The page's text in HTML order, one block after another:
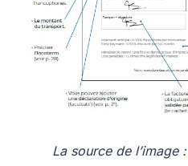
La source de l’image :